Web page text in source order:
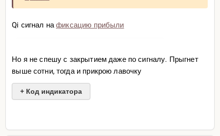
Qi сигнал нафиксацию прибыли
Но я не спешу с закрытием даже по сигналу. Прыгнет
выше сотни, тогда и прикрою лавочку
+ Код индикатора